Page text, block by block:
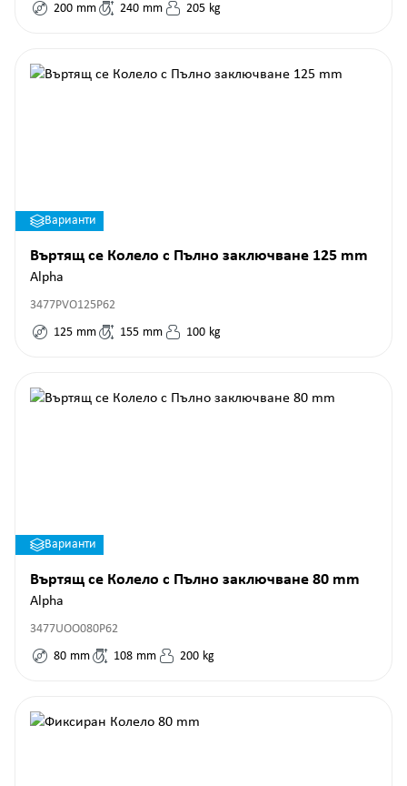
200 mm 240 mm 205 kg
Варианти
Въртящ се Колело с Пълно заключване 125 mm
Alpha
3477PVO125P62
125 mm 155 mm 100 kg
Варианти
Въртящ се Колело с Пълно заключване 80 mm
Alpha
3477UOO080P62
80 mm 108 mm 200 kg